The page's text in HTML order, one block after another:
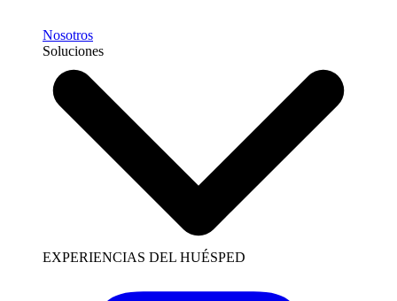
Nosotros
Soluciones
EXPERIENCIAS DEL HUÉSPED